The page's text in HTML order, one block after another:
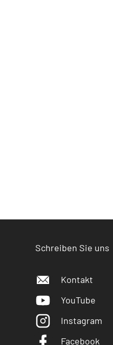
Schreiben Sie uns
Kontakt
YouTube
Instagram
Facebook